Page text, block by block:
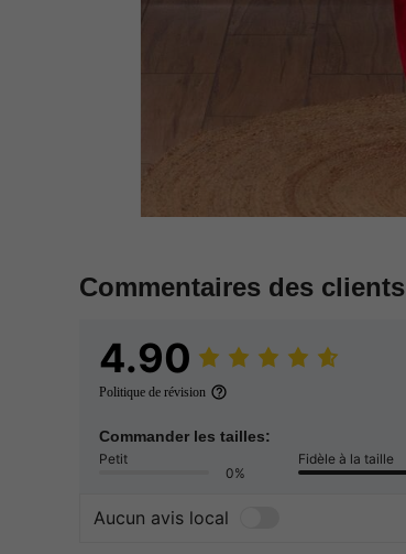
Commentaires des clients
4.90
Politique de révision
Commander les tailles:
Petit
0%
Fidèle à la taille
Aucun avis local